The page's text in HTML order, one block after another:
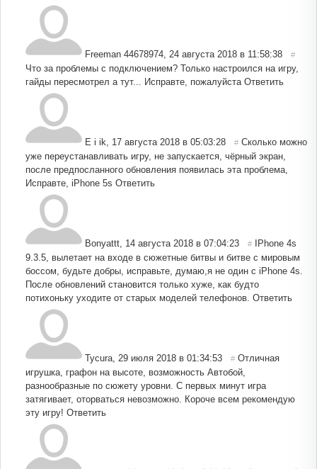
Freeman 44678974 24 августа 2018 в 11:58:38 #
Что за проблемы с подключением? Только настроился на игру,
гайды пересмотрел а тут... Исправте, пожалуйста Ответить
E i ik 17 августа 2018 в 05:03:28 # Сколько можно
уже переустанавливать игру, не запускается, чёрный экран,
после предпосланного обновления появилась эта проблема,
Исправте, iPhone 5s Ответить
Bonyattt 14 августа 2018 в 07:04:23 # IPhone 4s
9.3.5, вылетает на входе в сюжетные битвы и битве с мировым
боссом, будьте добры, исправьте, думаю,я не один с iPhone 4s.
После обновлений становится только хуже, как будто
потихоньку уходите от старых моделей телефонов. Ответить
Tycura 29 июля 2018 в 01:34:53 # Отличная
игрушка, графон на высоте, возможность Автобой,
разнообразные по сюжету уровни. С первых минут игра
затягивает, оторваться невозможно. Короче всем рекомендую
эту игру! Ответить